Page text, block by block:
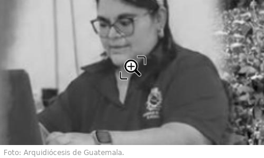
Foto: Arquidiócesis de Guatemala.